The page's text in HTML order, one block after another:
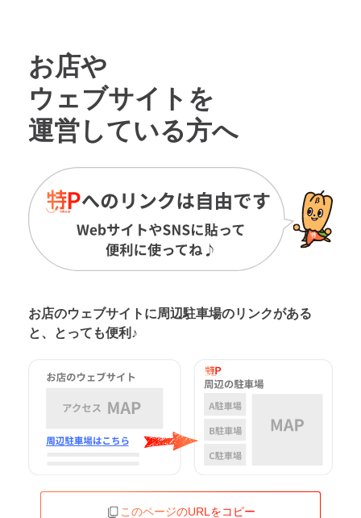
お店や
ウェブサイトを
運営している方へ
お店のウェブサイトに周辺駐車場のリンクがある
と、とっても便利♪
このページのURLをコピー